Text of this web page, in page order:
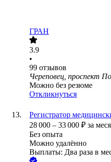
ГРАН
3.9
•
99 отзывов
Череповец, проспект
Можно без резюме
Откликнуться
Регистратор
28 000 – 33 000 ₽ за
Без опыта
Можно удалённо
Выплаты: Два раза в